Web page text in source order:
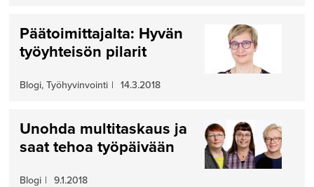
Päätoimittajalta: Hyvän
työyhteisön pilarit
Blogi, Työhyvinvointi | 14.3.2018
Unohda multitaskaus ja
saat tehoa työpäivään
Blogi | 9.1.2018